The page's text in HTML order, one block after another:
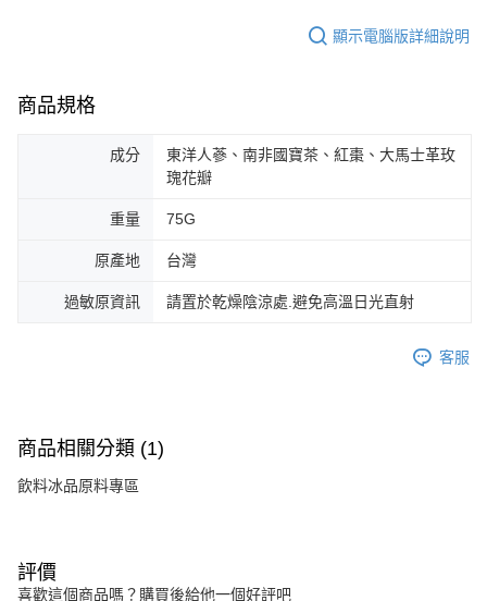
顯示電腦版詳細說明
商品規格
成分
東洋人蔘、南非國寶茶、紅棗、大馬士革玫
瑰花瓣
重量 75G
原產地 台灣
過敏原資訊 請置於乾燥陰涼處.避免高溫日光直射
客服
商品相關分類 (1)
飲料冰品原料專區
評價
喜歡這個商品嗎？購買後給他一個好評吧